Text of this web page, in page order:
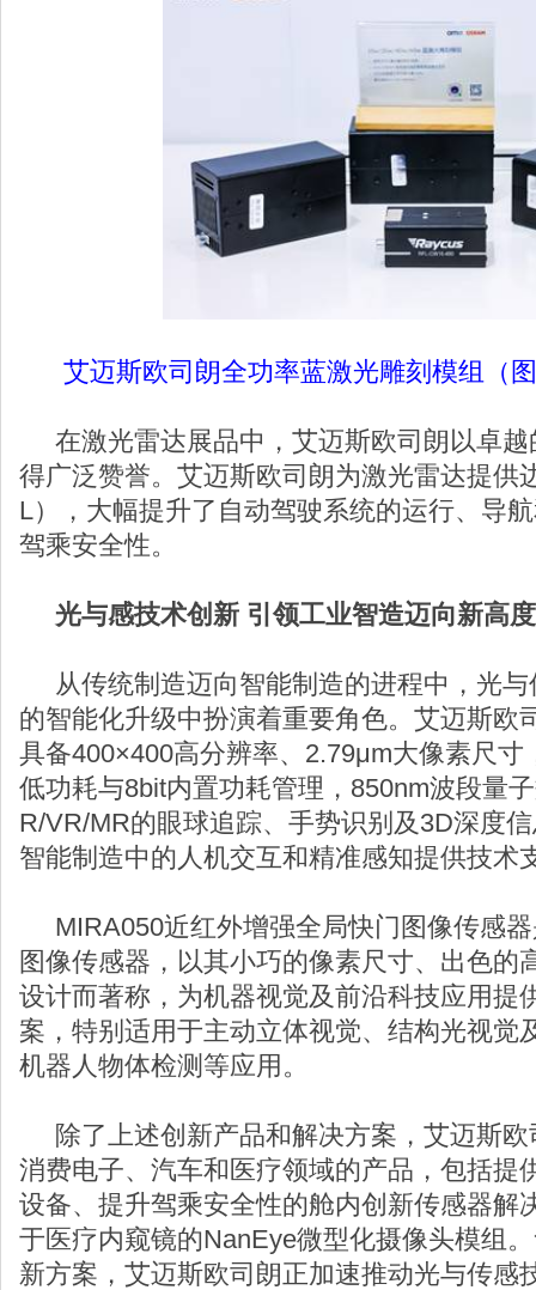
艾迈斯欧司朗全功率蓝激光雕刻模组（
在激光雷达展品中，艾迈斯欧司朗以卓越
得广泛赞誉。艾迈斯欧司朗为激光雷达提供
L），大幅提升了自动驾驶系统的运行、导
驾乘安全性。
光与感技术创新 引领工业智造迈向新高度
从传统制造迈向智能制造的进程中，光与
的智能化升级中扮演着重要角色。艾迈斯欧
具备400×400高分辨率、2.79μm大像素尺寸
低功耗与8bit内置功耗管理，850nm波段量
R/VR/MR的眼球追踪、手势识别及3D深度
智能制造中的人机交互和精准感知提供技术
MIRA050近红外增强全局快门图像传感
图像传感器，以其小巧的像素尺寸、出色的
设计而著称，为机器视觉及前沿科技应用提
案，特别适用于主动立体视觉、结构光视觉
机器人物体检测等应用。
除了上述创新产品和解决方案，艾迈斯欧
消费电子、汽车和医疗领域的产品，包括提
设备、提升驾乘安全性的舱内创新传感器解
于医疗内窥镜的NanEye微型化摄像头模组
新方案，艾迈斯欧司朗正加速推动光与传感